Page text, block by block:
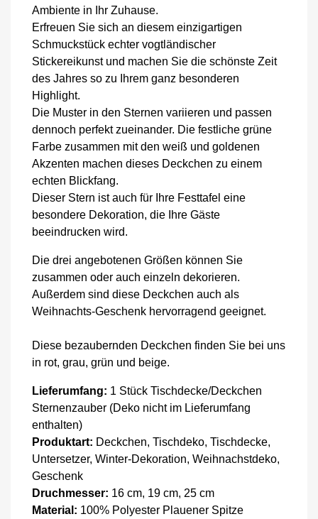
Ambiente in Ihr Zuhause.
Erfreuen Sie sich an diesem einzigartigen
Schmuckstück echter vogtländischer
Stickereikunst und machen Sie die schönste Zeit
des Jahres so zu Ihrem ganz besonderen
Highlight.
Die Muster in den Sternen variieren und passen
dennoch perfekt zueinander. Die festliche grüne
Farbe zusammen mit den weiß und goldenen
Akzenten machen dieses Deckchen zu einem
echten Blickfang.
Dieser Stern ist auch für Ihre Festtafel eine
besondere Dekoration, die Ihre Gäste
beeindrucken wird.
Die drei angebotenen Größen können Sie
zusammen oder auch einzeln dekorieren.
Außerdem sind diese Deckchen auch als
Weihnachts-Geschenk hervorragend geeignet.
Diese bezaubernden Deckchen finden Sie bei uns
in rot, grau, grün und beige.
Lieferumfang: 1 Stück Tischdecke/Deckchen
Sternenzauber (Deko nicht im Lieferumfang
enthalten)
Produktart: Deckchen, Tischdeko, Tischdecke,
Untersetzer, Winter-Dekoration, Weihnachstdeko,
Geschenk
Druchmesser: 16 cm, 19 cm, 25 cm
Material: 100% Polyester Plauener Spitze